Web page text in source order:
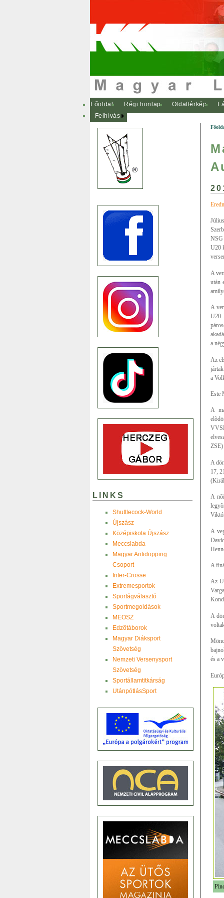
Főoldal Régi honlap Oldaltérkép
Felhívás
LINKS
Shuttlecock-World
Újszász
Középiskola Újszász
Meccslabda
Magyar Antidopping
Csoport
Inter-Crosse
Extremesportok
Sportágválasztó
Sportmegoldások
MEOSZ
Edzõtáborok
Magyar Diáksport
Szövetség
Nemzeti Versenysport
Szövetség
Sportállamtitkárság
UtánpótlásSport
NSG
U20
A
után
A
U20
a
Az
a
Este
A
ZSE)
A
17,
A
A
A
Az
A
és a